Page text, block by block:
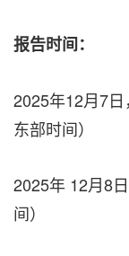
报告时间：
2025年12月7
东部时间）
2025年 12月8
间）